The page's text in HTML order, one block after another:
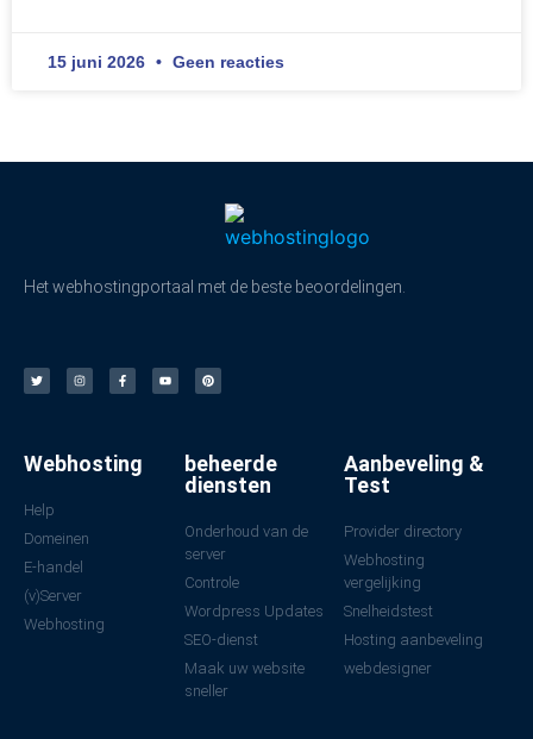
15 juni 2026 Geen reacties
Het webhostingportaal met de beste beoordelingen.
Webhosting
Help
Domeinen
E-handel
(v)Server
Webhosting
beheerde
diensten
Onderhoud van de
server
Controle
Wordpress Updates
SEO-dienst
Maak uw website
sneller
Aanbeveling &
Test
Provider directory
Webhosting
vergelijking
Snelheidstest
Hosting aanbeveling
webdesigner